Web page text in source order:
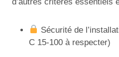
Sécurité de
C 15-100 à respecter)